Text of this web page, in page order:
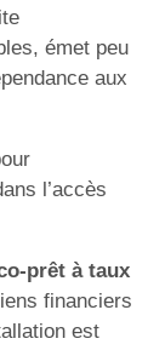
émet peu
aux
l’accès
prêt à taux
financiers
est